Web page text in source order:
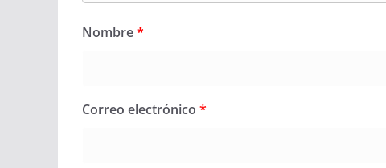
Nombre*
Correo electrónico *